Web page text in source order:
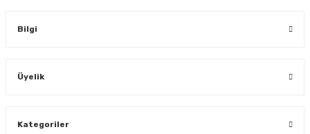
Bilgi
Üyelik
Kategoriler